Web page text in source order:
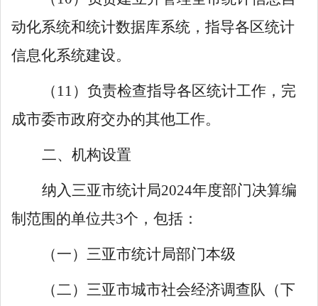
动化系统和统计数据库系统，指导各区统计
信息化系统建设。
（ 11 ）负责检查指导各区统计工作，完
成市委市政府交办的其他工作。
二、机构设置
纳入三亚市统计局2024年度部门决算编
制范围的单位共3个，包括：
（一）三亚市统计局部门本级
（二）三亚市城市社会经济调查队（下